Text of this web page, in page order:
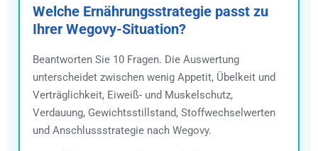
Welche Ernährungsstrategie passt zu
Ihrer Wegovy-Situation?
Beantworten Sie 10 Fragen. Die Auswertung
unterscheidet zwischen wenig Appetit, Übelkeit und
Verträglichkeit, Eiweiß- und Muskelschutz,
Verdauung, Gewichtsstillstand, Stoffwechselwerten
und Anschlussstrategie nach Wegovy.